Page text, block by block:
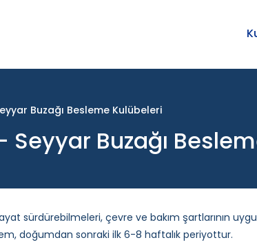
Buzağı Besleme Kulübeleri
Seyyar Buzağı
sürdürebilmeleri, çevre ve bakım şartlarının
doğumdan sonraki ilk 6-8 haftalık periyottur.